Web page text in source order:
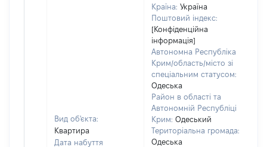
Вид об'єкта:
Квартира
Дата набуття
Країна: Україна
Поштовий індекс:
[Конфіденційна
інформація]
Автономна Республіка
Крим/область/місто зі
спеціальним статусом:
Одеська
Район в області та
Автономній Республіці
Крим: Одеський
Територіальна громада:
Одеська